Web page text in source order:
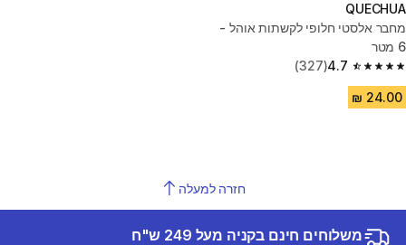
QUECHUA
מחבר אלסטי חלופי לקשתות אוהל -
6 מטר
4.7
4.7 out of 5 stars from 327 reviews
(327)
חזרה למעלה
משלוחים חינם בקניה מעל 249 ש"ח